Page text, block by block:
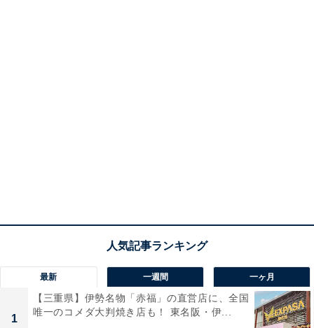
最新 一週間 一ヶ月
1
【三重県】伊勢名物「赤福」の直営店に、全国
唯一のコメダ大判焼き店も！ 東名阪・伊...